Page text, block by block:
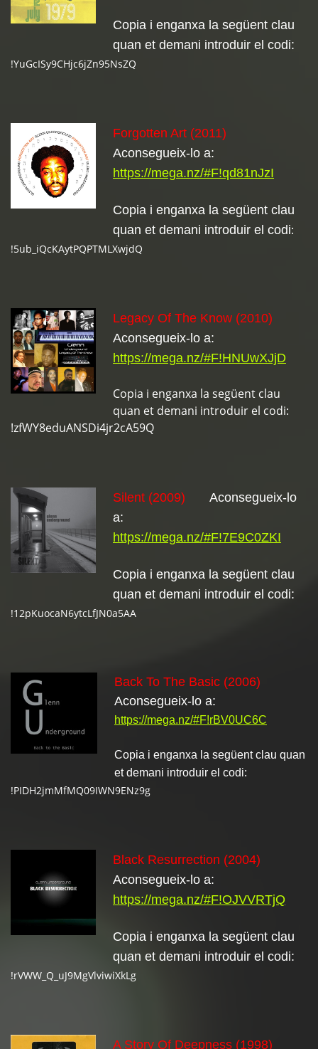
Copia i enganxa la següent clau
quan et demani introduir el codi:
!YuGcISy9CHjc6jZn95NsZQ
Forgotten Art (2011)
Aconsegueix-lo a:
https://mega.nz/#F!qd81nJzI
Copia i enganxa la següent clau
quan et demani introduir el codi:
!5ub_iQcKAytPQPTMLXwjdQ
Legacy Of The Know (2010)
Aconsegueix-lo a:
https://mega.nz/#F!HNUwXJjD
Copia i enganxa la següent clau
quan et demani introduir el codi:
!zfWY8eduANSDi4jr2cA59Q
Silent (2009) Aconsegueix-lo
a:
https://mega.nz/#F!7E9C0ZKI
Copia i enganxa la següent clau
quan et demani introduir el codi:
!12pKuocaN6ytcLfJN0a5AA
Back To The Basic (2006)
Aconsegueix-lo a:
https://mega.nz/#F!rBV0UC6C
Copia i enganxa la següent clau quan
et demani introduir el codi:
!PIDH2jmMfMQ09IWN9ENz9g
Black Resurrection (2004)
Aconsegueix-lo a:
https://mega.nz/#F!OJVVRTjQ
Copia i enganxa la següent clau
quan et demani introduir el codi:
!rVWW_Q_uJ9MgVlviwiXkLg
A Story Of Deepness (1998)